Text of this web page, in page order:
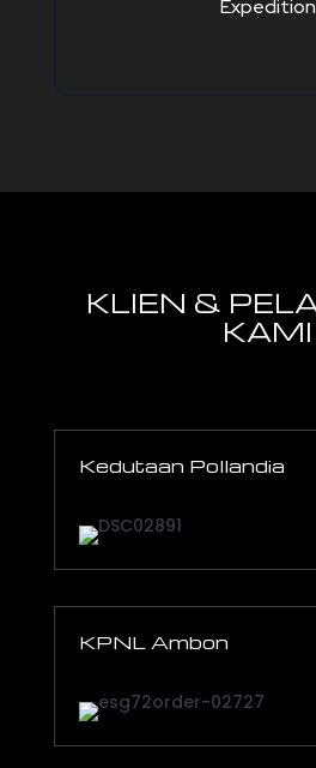
Expedition
KLIEN &
KAMI
Kedutaan Pollandia
KPNL Ambon